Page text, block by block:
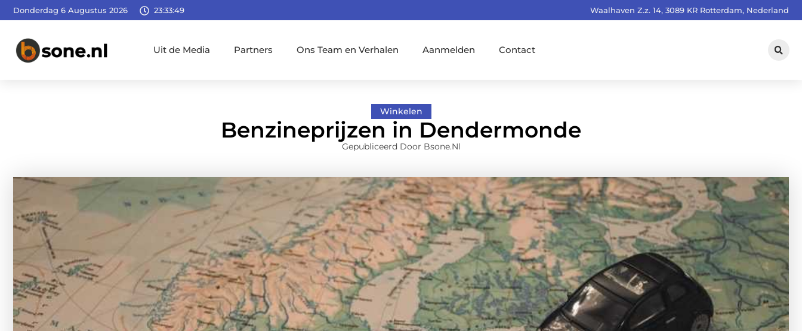
Donderdag 6 Augustus 2026 23:33:51 Waalhaven Z.z. 14, 3089 KR Rotterdam, Nederland
Uit de Media Partners Ons Team en Verhalen Aanmelden Contact
Winkelen
Benzineprijzen in Dendermonde
Gepubliceerd Door Bsone.nl